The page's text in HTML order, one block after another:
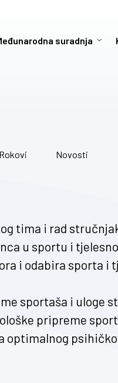
suradnja
Rokovi Novosti
tima i rad
u sportu i
i odabira sporta i
sportaša i uloge
pripreme